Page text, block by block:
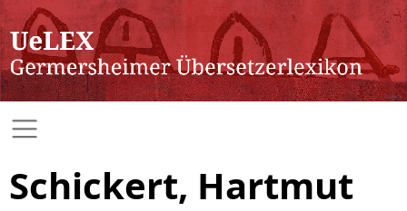
Schickert, Hartmut